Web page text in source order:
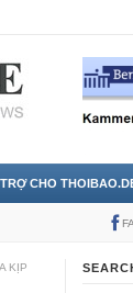
CHO
KỊP